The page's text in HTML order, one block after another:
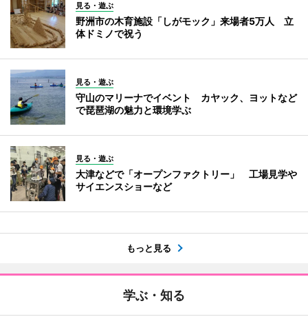
見る・遊ぶ
野洲市の木育施設「しがモック」来場者5万人 立
体ドミノで祝う
見る・遊ぶ
守山のマリーナでイベント カヤック、ヨットなど
で琵琶湖の魅力と環境学ぶ
見る・遊ぶ
大津などで「オープンファクトリー」 工場見学や
サイエンスショーなど
もっと見る
学ぶ・知る